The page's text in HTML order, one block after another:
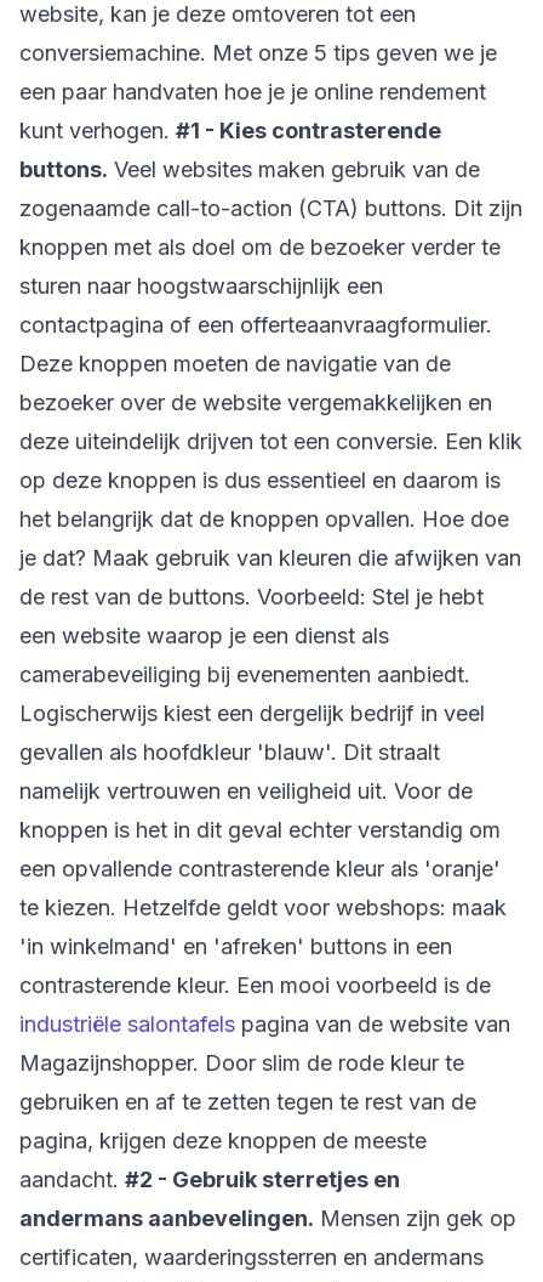
website, kan je deze omtoveren tot een
conversiemachine. Met onze 5 tips geven we je
een paar handvaten hoe je je online rendement
kunt verhogen. #1 - Kies contrasterende
buttons. Veel websites maken gebruik van de
zogenaamde call-to-action (CTA) buttons. Dit zijn
knoppen met als doel om de bezoeker verder te
sturen naar hoogstwaarschijnlijk een
contactpagina of een offerteaanvraagformulier.
Deze knoppen moeten de navigatie van de
bezoeker over de website vergemakkelijken en
deze uiteindelijk drijven tot een conversie. Een klik
op deze knoppen is dus essentieel en daarom is
het belangrijk dat de knoppen opvallen. Hoe doe
je dat? Maak gebruik van kleuren die afwijken van
de rest van de buttons. Voorbeeld: Stel je hebt
een website waarop je een dienst als
camerabeveiliging bij evenementen aanbiedt.
Logischerwijs kiest een dergelijk bedrijf in veel
gevallen als hoofdkleur 'blauw'. Dit straalt
namelijk vertrouwen en veiligheid uit. Voor de
knoppen is het in dit geval echter verstandig om
een opvallende contrasterende kleur als 'oranje'
te kiezen. Hetzelfde geldt voor webshops: maak
'in winkelmand' en 'afreken' buttons in een
contrasterende kleur. Een mooi voorbeeld is de
industriële salontafels pagina van de website van
Magazijnshopper. Door slim de rode kleur te
gebruiken en af te zetten tegen te rest van de
pagina, krijgen deze knoppen de meeste
aandacht. #2 - Gebruik sterretjes en
andermans aanbevelingen. Mensen zijn gek op
certificaten, waarderingssterren en andermans